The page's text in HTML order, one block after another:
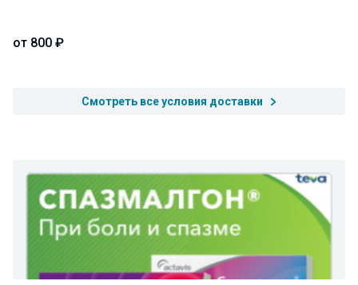
от 800 ₽
Смотреть все условия доставки